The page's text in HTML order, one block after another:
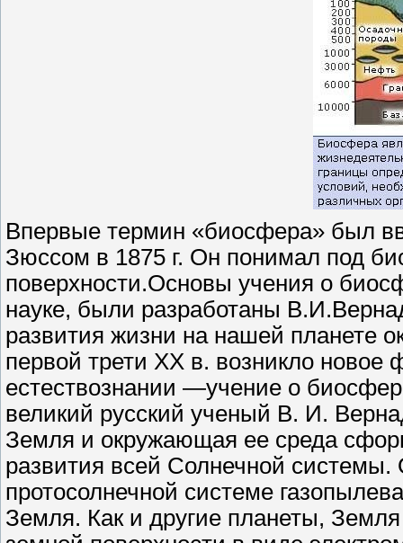
Впервые термин «биосфера» был
Зюссом в 1875 г. Он понимал под
поверхности.Основы учения о
науке, были разработаны
развития жизни на нашей планете
первой трети XX в. возникло
естествознании —учение о
великий русский ученый В. И.
Земля и окружающая ее среда
развития всей Солнечной системы.
протосолнечной системе
Земля. Как и другие планеты,